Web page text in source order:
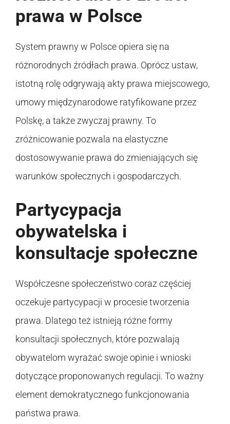
prawa w Polsce
System prawny w Polsce opiera się na
różnorodnych źródłach prawa. Oprócz ustaw,
istotną rolę odgrywają akty prawa miejscowego,
umowy międzynarodowe ratyfikowane przez
Polskę, a także zwyczaj prawny. To
zróżnicowanie pozwala na elastyczne
dostosowywanie prawa do zmieniających się
warunków społecznych i gospodarczych.
Partycypacja
obywatelska i
konsultacje społeczne
Współczesne społeczeństwo coraz częściej
oczekuje partycypacji w procesie tworzenia
prawa. Dlatego też istnieją różne formy
konsultacji społecznych, które pozwalają
obywatelom wyrażać swoje opinie i wnioski
dotyczące proponowanych regulacji. To ważny
element demokratycznego funkcjonowania
państwa prawa.